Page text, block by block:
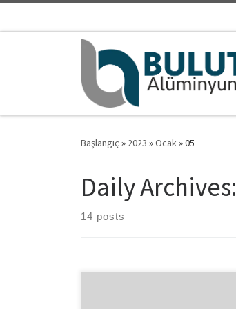
Başlangıç » 2023 »Ocak»05
Daily Archives:
14 posts